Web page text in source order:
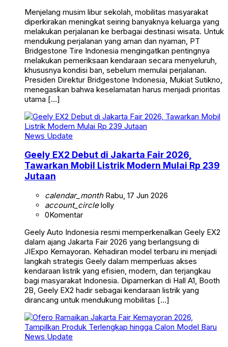
Menjelang musim libur sekolah, mobilitas masyarakat
diperkirakan meningkat seiring banyaknya keluarga yang
melakukan perjalanan ke berbagai destinasi wisata. Untuk
mendukung perjalanan yang aman dan nyaman, PT
Bridgestone Tire Indonesia mengingatkan pentingnya
melakukan pemeriksaan kendaraan secara menyeluruh,
khususnya kondisi ban, sebelum memulai perjalanan.
Presiden Direktur Bridgestone Indonesia, Mukiat Sutikno,
menegaskan bahwa keselamatan harus menjadi prioritas
utama […]
News Update
Geely EX2 Debut di Jakarta Fair 2026,
Tawarkan Mobil Listrik Modern Mulai Rp 239
Jutaan
calendar_monthRabu, 17 Jun 2026
account_circlelolly
0Komentar
Geely Auto Indonesia resmi memperkenalkan Geely EX2
dalam ajang Jakarta Fair 2026 yang berlangsung di
JIExpo Kemayoran. Kehadiran model terbaru ini menjadi
langkah strategis Geely dalam memperluas akses
kendaraan listrik yang efisien, modern, dan terjangkau
bagi masyarakat Indonesia. Dipamerkan di Hall A1, Booth
2B, Geely EX2 hadir sebagai kendaraan listrik yang
dirancang untuk mendukung mobilitas […]
News Update